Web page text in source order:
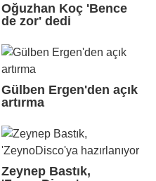
Oğuzhan Koç 'Bence
de zor' dedi
Gülben Ergen'den açık
artırma
Zeynep Bastık,